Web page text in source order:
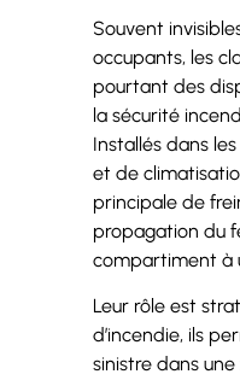
Souvent
occupants, les
pourtant des
la sécurité
Installés dans
et de
principale de
propagation du
compartiment à
Leur rôle est
d’incendie, ils
sinistre dans